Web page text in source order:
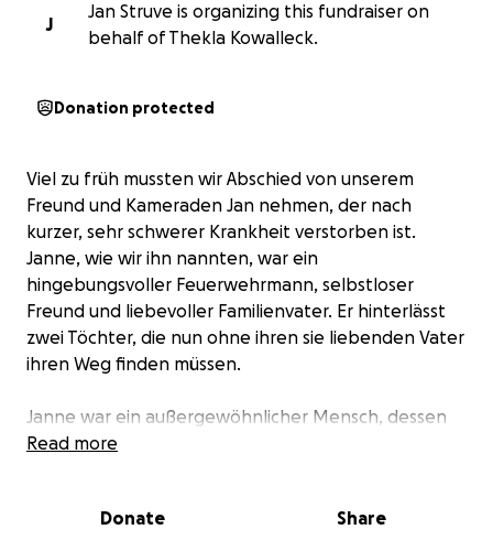
J
Jan Struve is organizing this fundraiser on
behalf of Thekla Kowalleck.
Donation protected
Viel zu früh mussten wir Abschied von unserem
Freund und Kameraden Jan nehmen, der nach
kurzer, sehr schwerer Krankheit verstorben ist.
Janne, wie wir ihn nannten, war ein
hingebungsvoller Feuerwehrmann, selbstloser
Freund und liebevoller Familienvater. Er hinterlässt
zwei Töchter, die nun ohne ihren sie liebenden Vater
ihren Weg finden müssen.
Janne war ein außergewöhnlicher Mensch, dessen
strahlendes Lachen und unermüdliches Engagement
in unserer Gemeinschaft hinterlassen, doch noch
Read more
Donate Share